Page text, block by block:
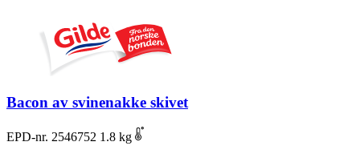
Bacon av svinenakke skivet
EPD-nr. 2546752 1.8 kg